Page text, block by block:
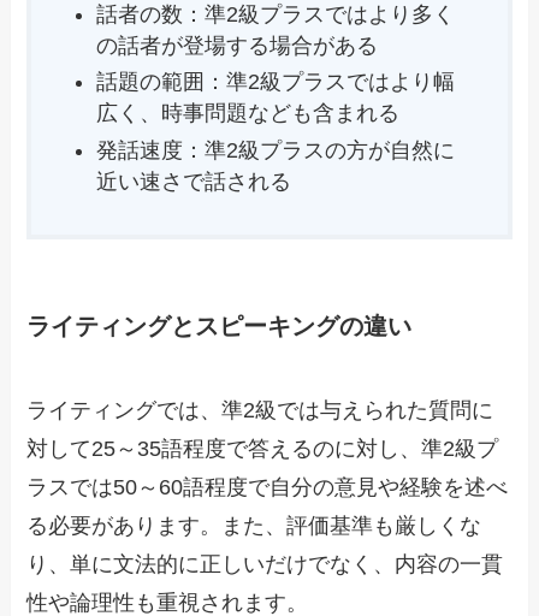
話者の数：準2級プラスではより多く
の話者が登場する場合がある
話題の範囲：準2級プラスではより幅
広く、時事問題なども含まれる
発話速度：準2級プラスの方が自然に
近い速さで話される
ライティングとスピーキングの違い
ライティングでは、準2級では与えられた質問に
対して25～35語程度で答えるのに対し、準2級プ
ラスでは50～60語程度で自分の意見や経験を述べ
る必要があります。また、評価基準も厳しくな
り、単に文法的に正しいだけでなく、内容の一貫
性や論理性も重視されます。